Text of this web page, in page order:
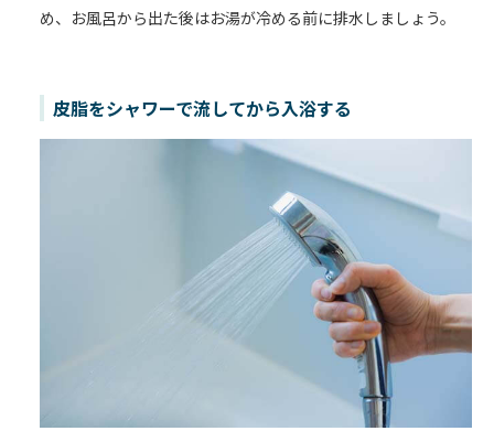
め、お風呂から出た後はお湯が冷める前に排水しましょう。
皮脂をシャワーで流してから入浴する